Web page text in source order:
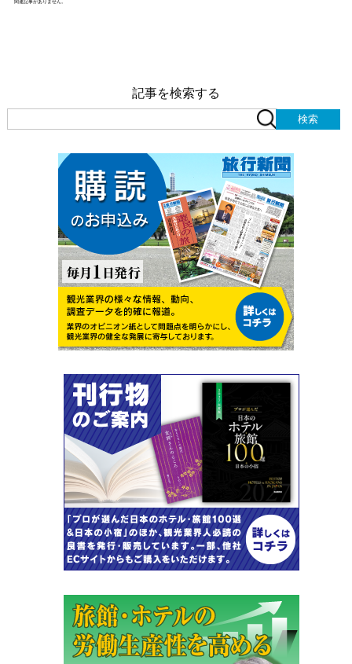
記事を検索する